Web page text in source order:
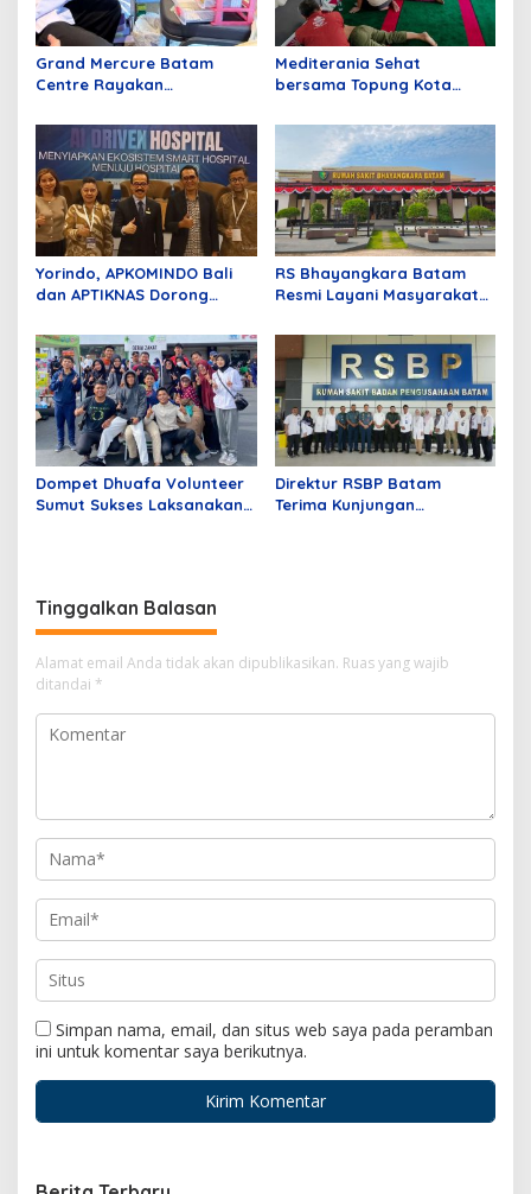
Grand Mercure Batam
Centre Rayakan
dengan Aksi Donor Darah,
Kumpulkan 40 Kantong
Darah
Mediterania Sehat
bersama Topung Kota
Yorindo, APKOMINDO Bali
dan APTIKNAS Dorong
Sakit dengan Fondasi
Regulasi; Infrastruktur dan
AI yang Aman
RS Bhayangkara Batam
Resmi Layani Masyarakat
Lengkap
Dompet Dhuafa Volunteer
Sumut Sukses Laksanakan
Direktur RSBP Batam
Terima Kunjungan
Tinggalkan Balasan
Alamat email Anda tidak akan dipublikasikan. Ruas yang wajib
ditandai *
Simpan nama, email, dan situs web saya pada peramban
ini untuk komentar saya berikutnya.